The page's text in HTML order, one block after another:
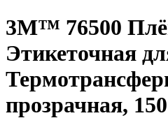
3M™ 76500
Этикеточная
прозрачная,